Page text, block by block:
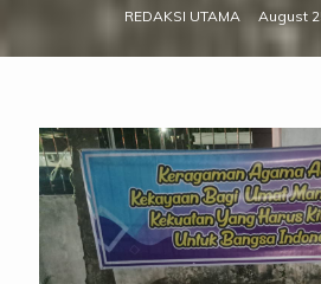
REDAKSI UTAMA August